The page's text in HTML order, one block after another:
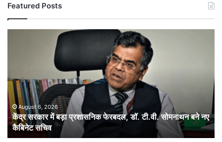
Featured Posts
फेरबदल,
डॉ.
टी.वी.
सोमनाथन
बने
नए
August 6, 2026
केंद्र सरकार में बड़ा प्रशासनिक फेरबदल, डॉ. टी.वी. सोमनाथन बने नए
कैबिनेट सचिव